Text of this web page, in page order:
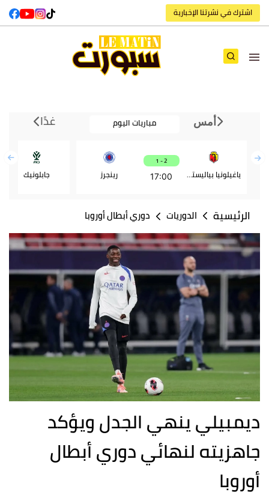
اشترك في نشرتنا الإخبارية
أمس مباريات اليوم غدًا
ياغيلونيا بياليستوك
2 - 1
17:00 رينجرز جابلونيك
الرئيسية الدوريات دوري أبطال أوروبا
ديمبيلي ينهي الجدل ويؤكد
جاهزيته لنهائي دوري أبطال
أوروبا